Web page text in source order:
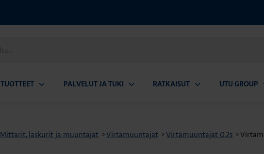
TUOTTEET PALVELUT JA TUKI RATKAISUT UTU GROUP
Mittarit, laskurit ja muuntajat >Virtamuuntajat >Virtamuuntajat 0.2s >